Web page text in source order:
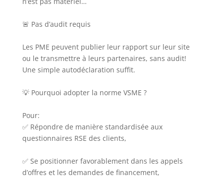
🚨 Pas d’audit requis
Les PME peuvent publier leur rapport sur leur site
ou le transmettre à leurs partenaires, sans audit!
Une simple autodéclaration suffit.
💡 Pourquoi adopter la norme VSME ?
Pour:
✅ Répondre de manière standardisée aux
questionnaires RSE des clients,
✅ Se positionner favorablement dans les appels
d’offres et les demandes de financement,